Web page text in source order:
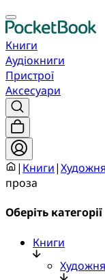
Книги
Аудіокниги
Пристрої
Аксесуари
| Книги|
проза
Оберіть категорії
Книги
Художня